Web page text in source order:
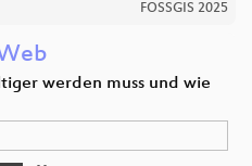
FOSSGIS 2025
werden muss und wie